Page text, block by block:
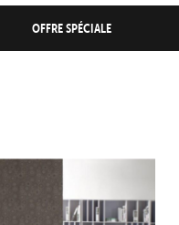
OFFRE SPÉCIALE